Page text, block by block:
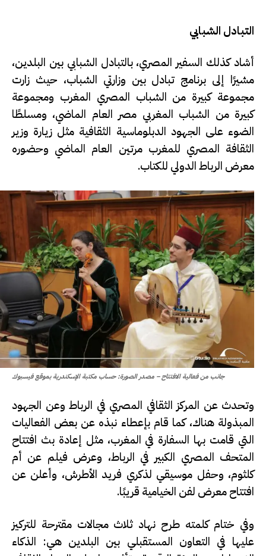
التبادل الشبابي
أشاد كذلك السفير المصري، بالتبادل الشبابي بين البلدين،
مشيرًا إلى برنامج تبادل بين وزارتي الشباب، حيث زارت
مجموعة كبيرة من الشباب المصري المغرب ومجموعة
كبيرة من الشباب المغربي مصر العام الماضي، ومسلطًا
الضوء على الجهود الدبلوماسية الثقافية مثل زيارة وزير
الثقافة المصري للمغرب مرتين العام الماضي وحضوره
معرض الرباط الدولي للكتاب.
جانب من فعالية الافتتاح – مصدر الصورة: حساب مكتبة الإسكندرية بموقع فيسبوك
وتحدث عن المركز الثقافي المصري في الرباط وعن الجهود
المبذولة هناك، كما قام بإعطاء نبذه عن بعض الفعاليات
التي قامت بها السفارة في المغرب، مثل إعادة بث افتتاح
المتحف المصري الكبير في الرباط، وعرض فيلم عن أم
كلثوم، وحفل موسيقي لذكري فريد الأطرش، وأعلن عن
افتتاح معرض لفن الخيامية قريبًا.
وفي ختام كلمته طرح نهاد ثلاث مجالات مقترحة للتركيز
عليها في التعاون المستقبلي بين البلدين هي: الذكاء